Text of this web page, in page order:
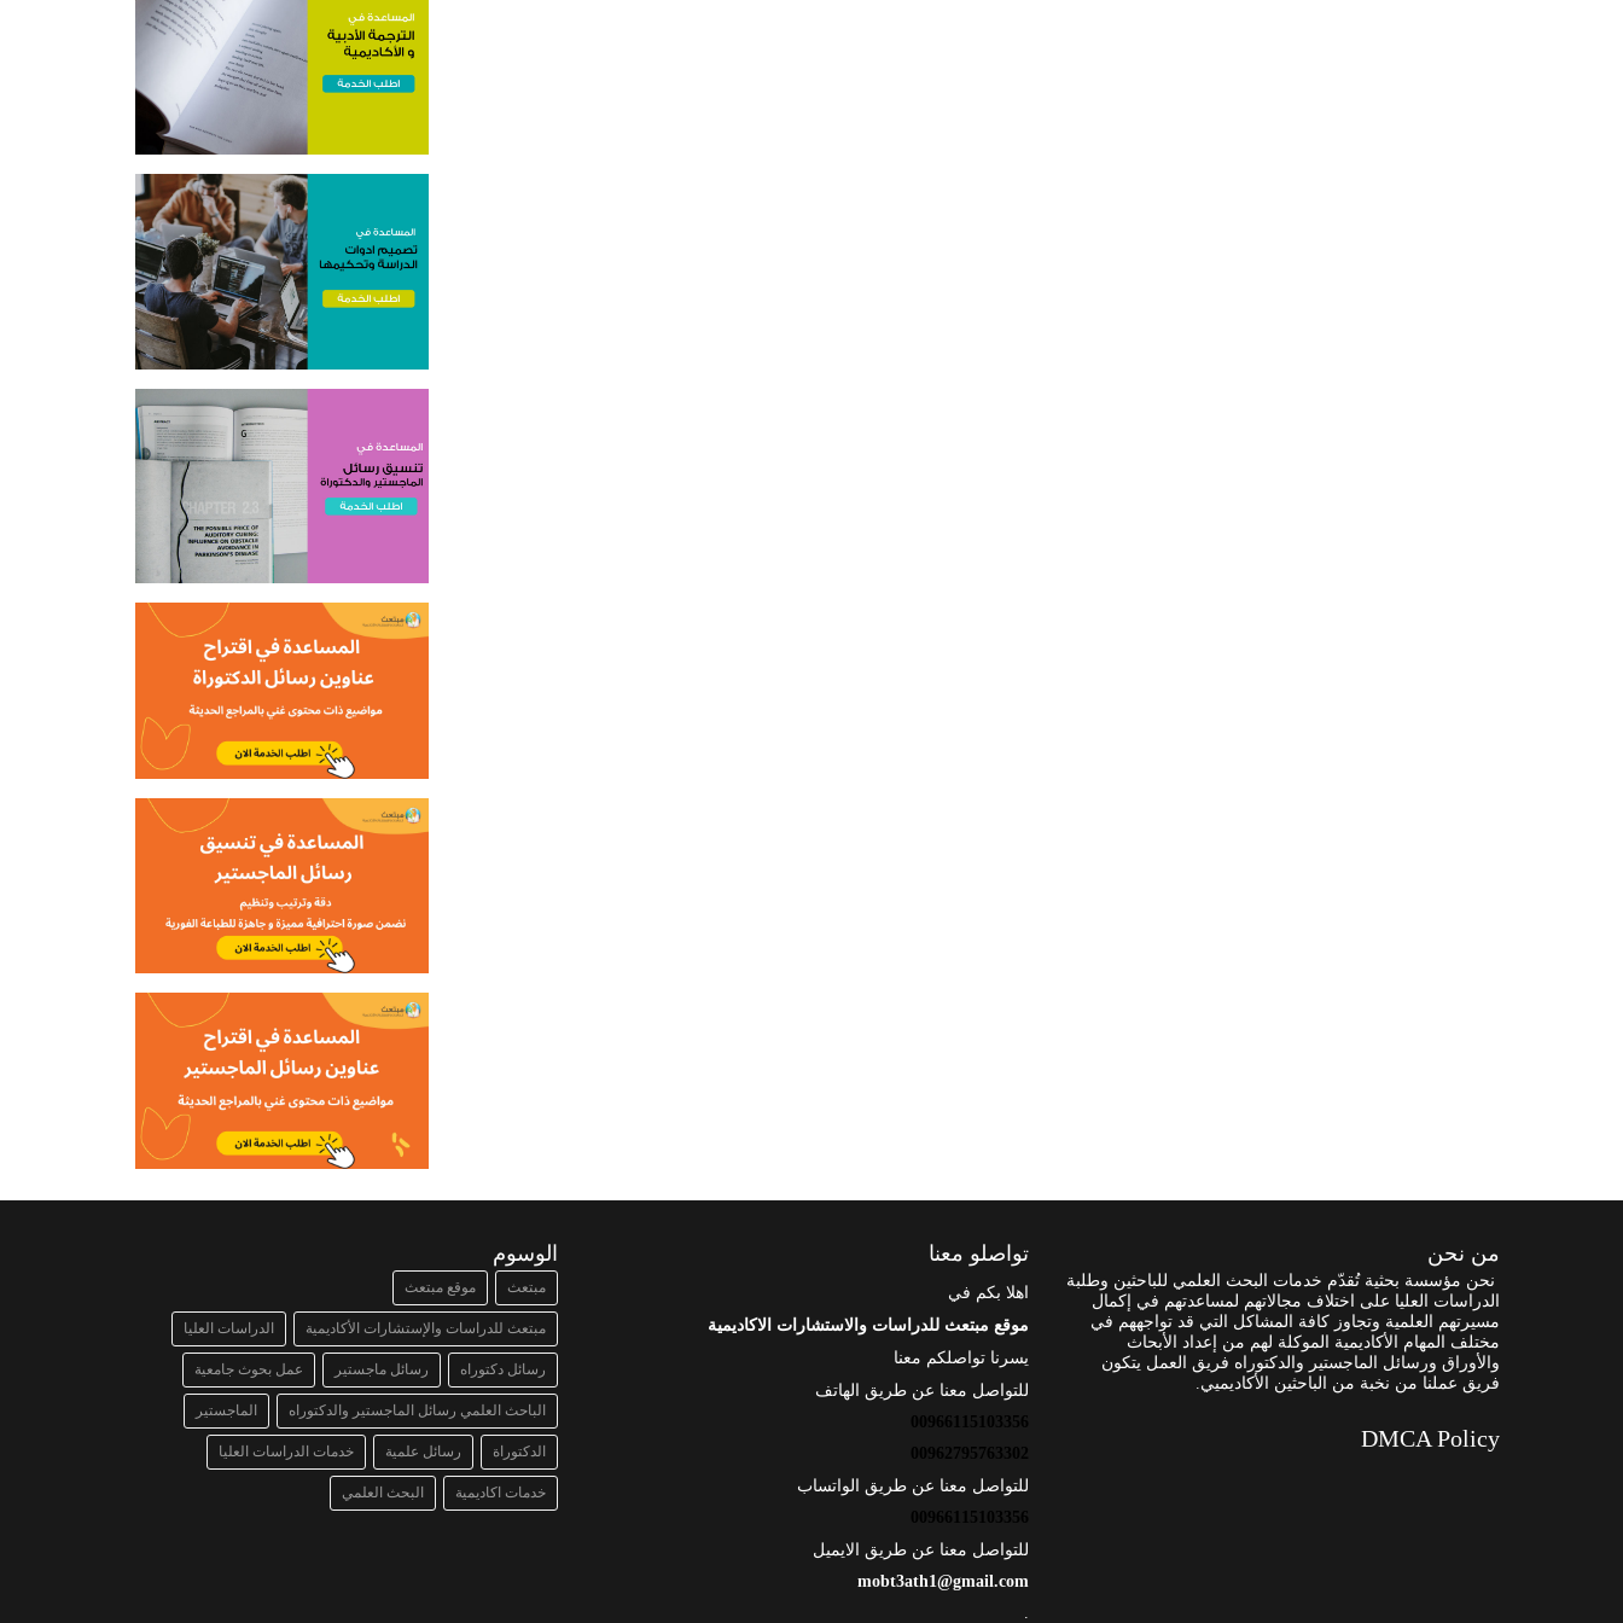
من نحن
نحن مؤسسة بحثية تُقدّم خدمات البحث العلمي للباحثين وطلبة
الدراسات العليا على اختلاف مجالاتهم لمساعدتهم في إكمال
مسيرتهم العلمية وتجاوز كافة المشاكل التي قد تواجههم في
مختلف المهام الأكاديمية الموكلة لهم من إعداد الأبحاث
والأوراق ورسائل الماجستير والدكتوراه فريق العمل يتكون
فريق عملنا من نخبة من الباحثين الأكاديميي.
DMCA Policy
تواصلو معنا
اهلا بكم في
موقع مبتعث للدراسات والاستشارات الاكاديمية
يسرنا تواصلكم معنا
للتواصل معنا عن طريق الهاتف
00966115103356
00962795763302
للتواصل معنا عن طريق الواتساب
00966115103356
للتواصل معنا عن طريق الايميل
mobt3ath1@gmail.com
الوسوم
مبتعث موقع مبتعث
مبتعث للدراسات والإستشارات الأكاديمية الدراسات العليا
رسائل دكتوراه رسائل ماجستير عمل بحوث جامعية
الباحث العلمي رسائل الماجستير والدكتوراه الماجستير
الدكتوراة رسائل علمية خدمات الدراسات العليا
خدمات اكاديمية البحث العلمي